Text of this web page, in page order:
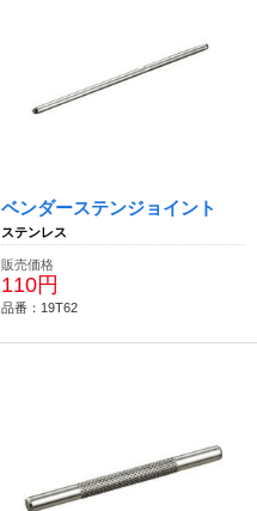
ベンダーステンジョイント
ステンレス
販売価格
110円
品番：19T62